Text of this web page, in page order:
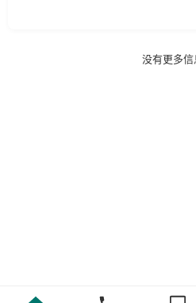
市。当初和俄罗斯的民间贸易也是从黑
没有更多信